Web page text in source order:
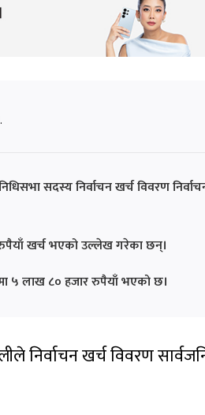
सदस्य निर्वाचन खर्च विवरण
रुपैयाँ खर्च भएको उल्लेख गरेका छन्।
५ लाख ८० हजार रुपैयाँ भएको छ।
निर्वाचन खर्च विवरण